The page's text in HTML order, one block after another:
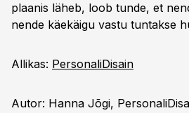
plaanis läheb, loob tunde, et
nende käekäigu vastu tuntakse
Allikas: PersonaliDisain
Autor: Hanna Jõgi,